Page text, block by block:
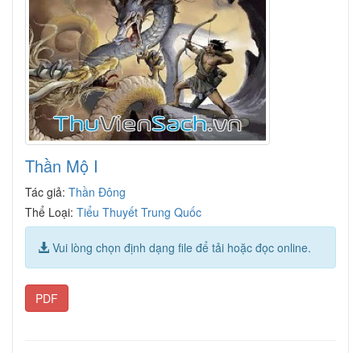
Thần Mộ I
Tác giả: Thần Đông
Thể Loại: Tiểu Thuyết Trung Quốc
Vui lòng chọn định dạng file để tải hoặc đọc online.
PDF